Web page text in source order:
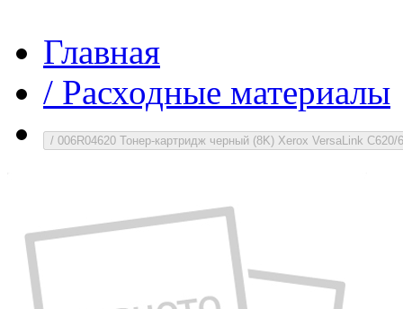
Главная
/ Расходные материалы
/ 006R04620 Тонер-картридж черный (8K) Xerox VersaLink C620/